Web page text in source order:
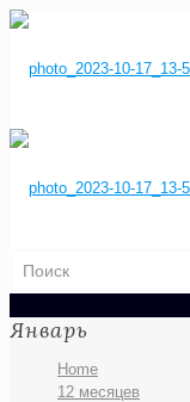
Январь
Home
12 месяцев